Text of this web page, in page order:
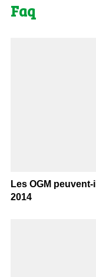
Faq
Les OGM
2014